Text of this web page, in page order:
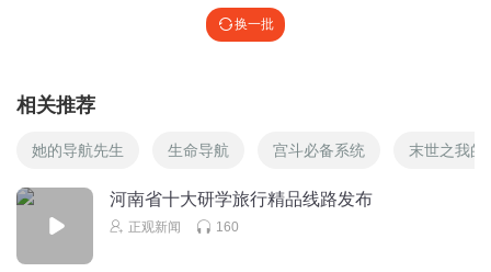
换一批
相关推荐
她的导航先生 生命导航 宫斗必备系统 末世之我的
河南省十大研学旅行精品线路发布
正观新闻 160